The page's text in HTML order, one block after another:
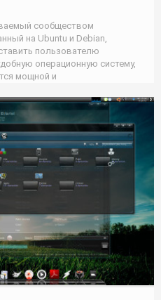
сообществом
на Ubuntu и Debian,
пользователю
операционную систему,
мощной и